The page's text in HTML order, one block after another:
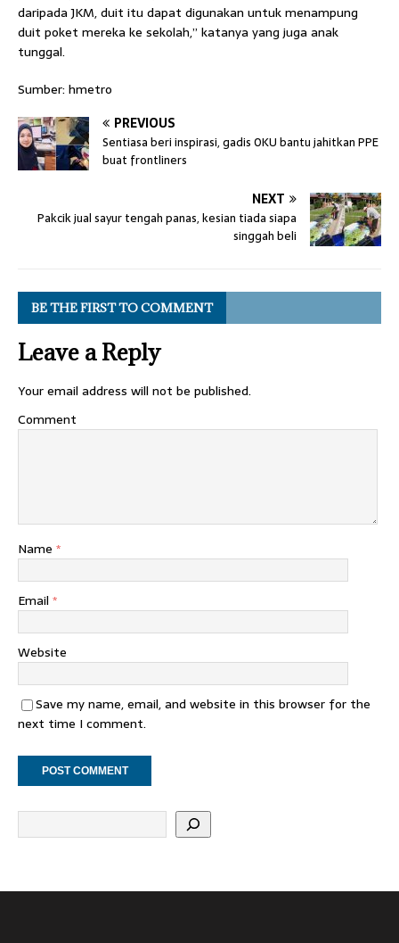
daripada JKM, duit itu dapat digunakan untuk menampung
duit poket mereka ke sekolah,” katanya yang juga anak
tunggal.
Sumber: hmetro
PREVIOUS
Sentiasa beri inspirasi, gadis 0KU bantu jahitkan PPE
buat frontliners
NEXT
Pakcik jual sayur tengah panas, kesian tiada siapa
singgah beli
BE THE FIRST TO COMMENT
Leave a Reply
Your email address will not be published.
Comment
Name *
Email *
Website
Save my name, email, and website in this browser for the
next time I comment.